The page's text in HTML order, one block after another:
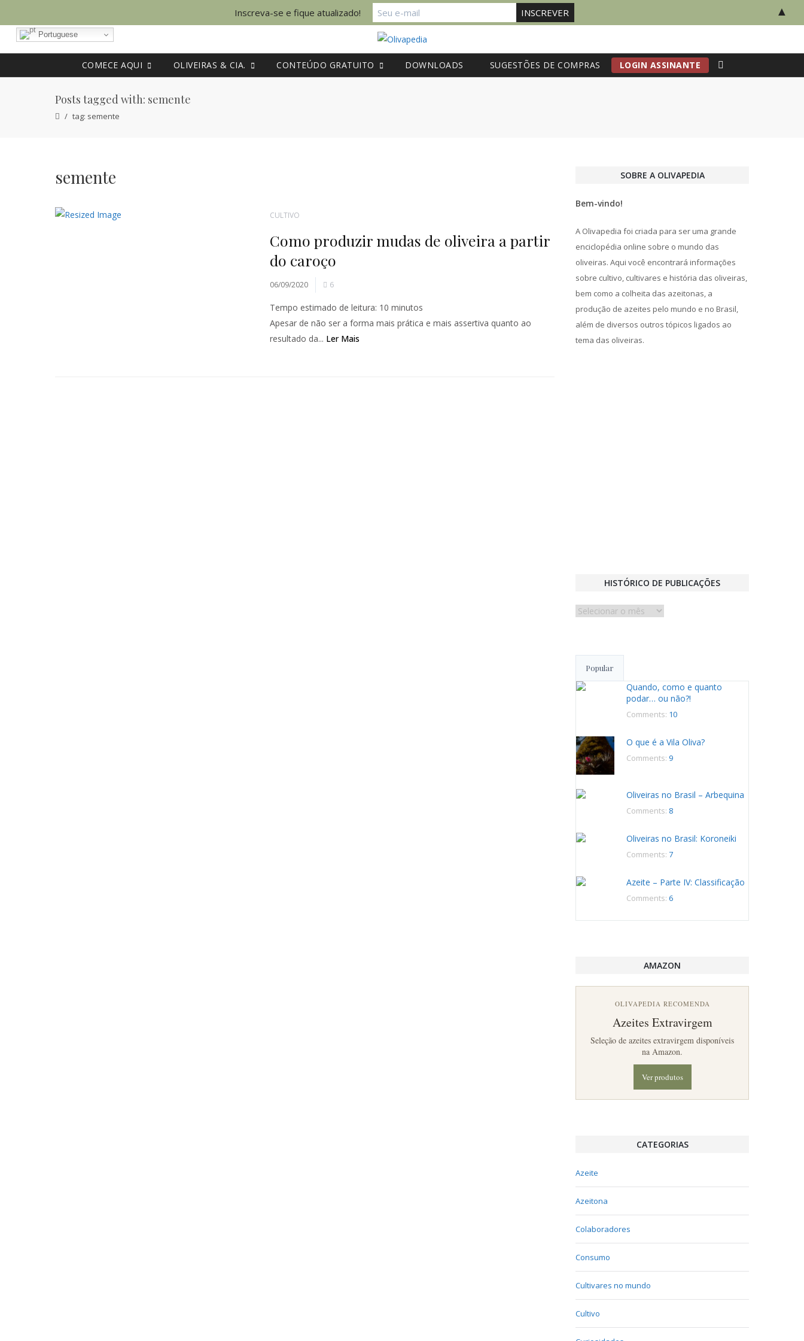
COMECE AQUI OLIVEIRAS & CIA. CONTEÚDO GRATUITO DOWNLOADS SUGESTÕES DE COMPRAS LOGIN ASSINANTE
Posts tagged with: semente
tag: semente
semente
CULTIVO
Como produzir mudas de oliveira a partir
do caroço
06/09/2020 6
Tempo estimado de leitura: 10 minutos
Apesar de não ser a forma mais prática e mais assertiva quanto ao
resultado da... Ler Mais
SOBRE A OLIVAPEDIA
Bem-vindo!
A Olivapedia foi criada para ser uma grande
enciclopédia online sobre o mundo das
oliveiras. Aqui você encontrará informações
sobre cultivo, cultivares e história das oliveiras,
bem como a colheita das azeitonas, a
produção de azeites pelo mundo e no Brasil,
além de diversos outros tópicos ligados ao
tema das oliveiras.
HISTÓRICO DE PUBLICAÇÕES
Histórico
Popular
Quando, como e quanto
podar… ou não?!
Comments: 10
O que é a Vila Oliva?
Comments: 9
Oliveiras no Brasil – Arbequina
Comments: 8
Oliveiras no Brasil: Koroneiki
Comments: 7
Azeite – Parte IV: Classificação
Comments: 6
AMAZON
OLIVAPEDIA RECOMENDA
Azeites Extravirgem
Seleção de azeites extravirgem disponíveis
na Amazon.
Ver produtos
CATEGORIAS
Azeite
Azeitona
Colaboradores
Consumo
Cultivares no mundo
Cultivo
Inscreva-se e fique atualizado! ▲
Portuguese